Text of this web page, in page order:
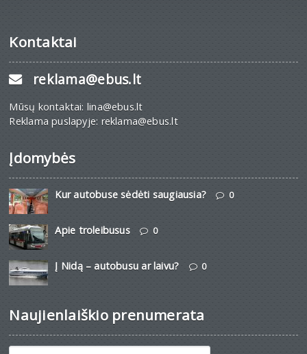
Kontaktai
reklama@ebus.lt
Mūsų kontaktai: lina@ebus.lt
Reklama puslapyje: reklama@ebus.lt
Įdomybės
Kur autobuse sėdėti saugiausia? 0
Apie troleibusus 0
Į Nidą – autobusu ar laivu? 0
Naujienlaiškio prenumerata